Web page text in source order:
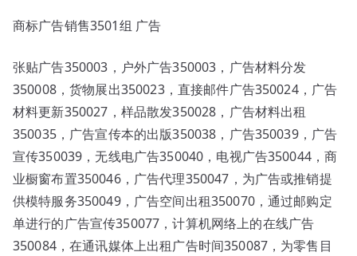
商标广告销售3501组 广告
张贴广告350003，户外广告350003，广告材料分发
350008，货物展出350023，直接邮件广告350024，广告
材料更新350027，样品散发350028，广告材料出租
350035，广告宣传本的出版350038，广告350039，广告
宣传350039，无线电广告350040，电视广告350044，商
业橱窗布置350046，广告代理350047，为广告或推销提
供模特服务350049，广告空间出租350070，通过邮购定
单进行的广告宣传350077，计算机网络上的在线广告
350084，在通讯媒体上出租广告时间350087，为零售目